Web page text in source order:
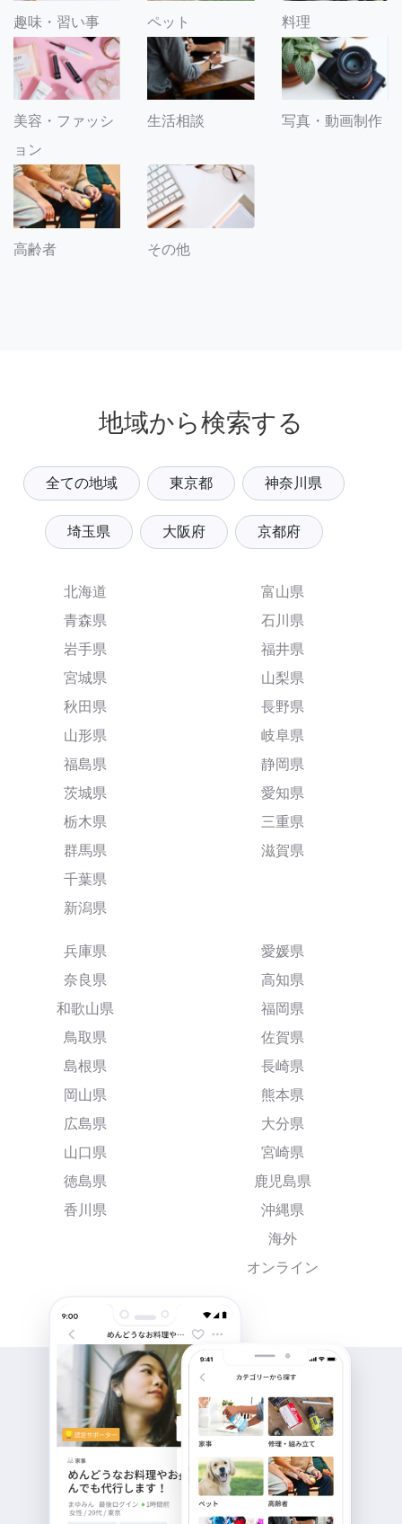
趣味・習い事 ペット 料理
美容・ファッシ
ョン
生活相談 写真・動画制作
高齢者 その他
地域から検索する
全ての地域 東京都 神奈川県
埼玉県 大阪府 京都府
北海道
青森県
岩手県
宮城県
秋田県
山形県
福島県
茨城県
栃木県
群馬県
千葉県
新潟県
富山県
石川県
福井県
山梨県
長野県
岐阜県
静岡県
愛知県
三重県
滋賀県
兵庫県
奈良県
和歌山県
鳥取県
島根県
岡山県
広島県
山口県
徳島県
香川県
愛媛県
高知県
福岡県
佐賀県
長崎県
熊本県
大分県
宮崎県
鹿児島県
沖縄県
海外
オンライン